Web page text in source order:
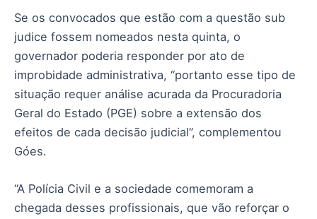
Se os convocados que estão com a questão sub
judice fossem nomeados nesta quinta, o
governador poderia responder por ato de
improbidade administrativa, “portanto esse tipo de
situação requer análise acurada da Procuradoria
Geral do Estado (PGE) sobre a extensão dos
efeitos de cada decisão judicial”, complementou
Góes.
“A Polícia Civil e a sociedade comemoram a
chegada desses profissionais, que vão reforçar o